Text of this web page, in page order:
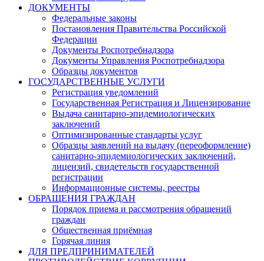
ДОКУМЕНТЫ
Федеральные законы
Постановления Правительства Российской
Федерации
Документы Роспотребнадзора
Документы Управления Роспотребнадзора
Образцы документов
ГОСУДАРСТВЕННЫЕ УСЛУГИ
Регистрация уведомлений
Государственная Регистрация и Лицензирование
Выдача санитарно-эпидемиологических
заключений
Оптимизированные стандарты услуг
Образцы заявлений на выдачу (переоформление)
санитарно-эпидемиологических заключений,
лицензий, свидетельств государственной
регистрации
Информационные системы, реестры
ОБРАЩЕНИЯ ГРАЖДАН
Порядок приема и рассмотрения обращений
граждан
Общественная приёмная
Горячая линия
ДЛЯ ПРЕДПРИНИМАТЕЛЕЙ